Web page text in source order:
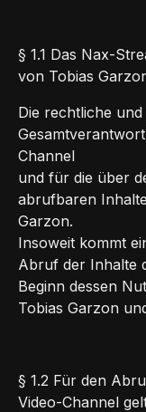
§ 1.1 Das Nax-
von Tobias
Die rechtliche
Channel
und für die über
abrufbaren
Garzon.
Insoweit kommt
Abruf der Inhalte
Beginn dessen
Tobias Garzon
§ 1.2 Für den
Video-Channel